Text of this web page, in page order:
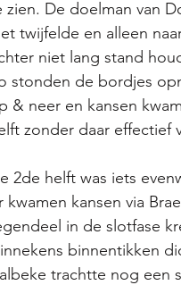
zien. De doelman van
twijfelde en alleen
niet lang stand
stonden de bordjes
& neer en kansen
zonder daar effectief
2de helft was iets
kwamen kansen via
in de slotfase
binnentikken
trachtte nog een